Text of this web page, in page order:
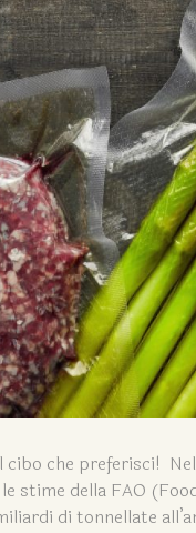
che preferisci!
stime della FAO
di tonnellate